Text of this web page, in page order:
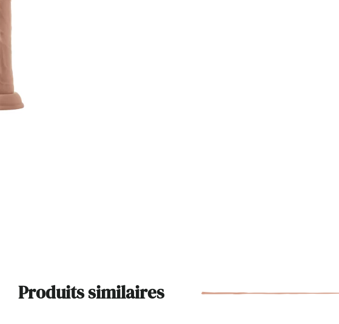
Produits similaires